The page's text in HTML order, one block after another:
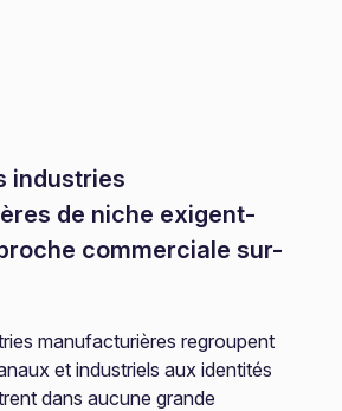
industries
de niche exigent-
commerciale sur-
manufacturières regroupent
et industriels aux identités
dans aucune grande